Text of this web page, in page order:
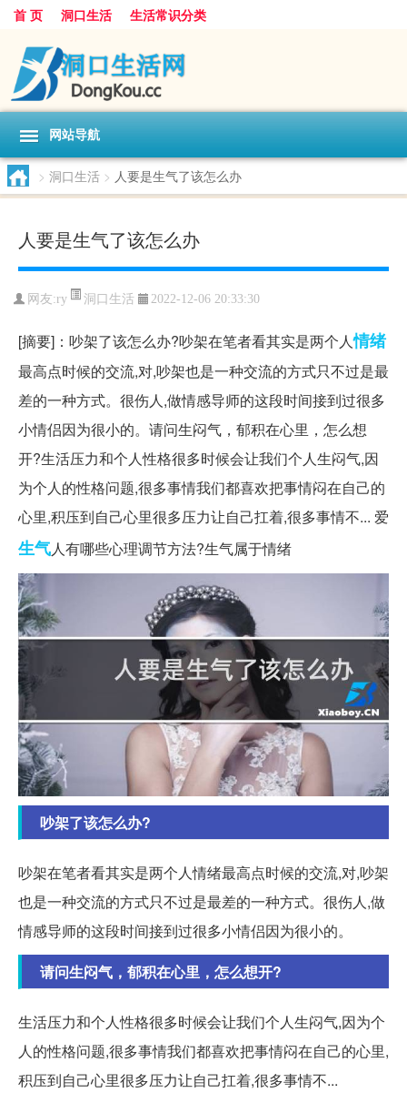
首 页 洞口生活 生活常识分类
网站导航
> 洞口生活 > 人要是生气了该怎么办
人要是生气了该怎么办
网友:ry 洞口生活 2022-12-06 20:33:30
[摘要]：吵架了该怎么办?吵架在笔者看其实是两个人情绪
最高点时候的交流,对,吵架也是一种交流的方式只不过是最
差的一种方式。很伤人,做情感导师的这段时间接到过很多
小情侣因为很小的。请问生闷气，郁积在心里，怎么想
开?生活压力和个人性格很多时候会让我们个人生闷气,因
为个人的性格问题,很多事情我们都喜欢把事情闷在自己的
心里,积压到自己心里很多压力让自己扛着,很多事情不... 爱
生气人有哪些心理调节方法?生气属于情绪
吵架了该怎么办?
吵架在笔者看其实是两个人情绪最高点时候的交流,对,吵架
也是一种交流的方式只不过是最差的一种方式。很伤人,做
情感导师的这段时间接到过很多小情侣因为很小的。
请问生闷气，郁积在心里，怎么想开?
生活压力和个人性格很多时候会让我们个人生闷气,因为个
人的性格问题,很多事情我们都喜欢把事情闷在自己的心里,
积压到自己心里很多压力让自己扛着,很多事情不...